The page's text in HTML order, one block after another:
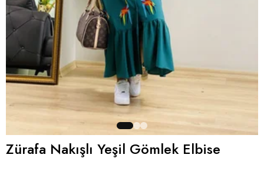
Zürafa Nakışlı Yeşil Gömlek Elbise